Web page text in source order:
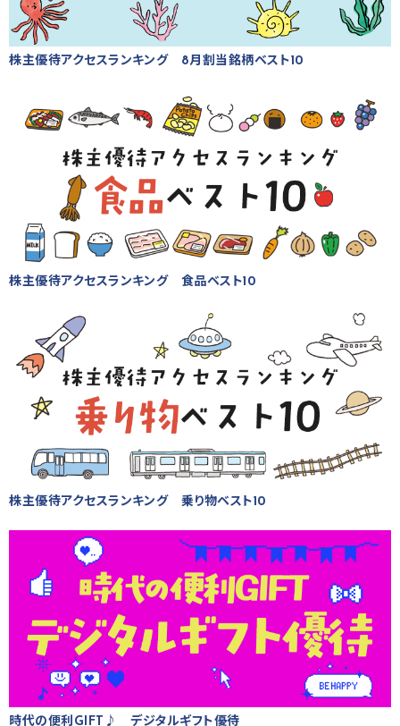
株主優待アクセスランキング 8月割当銘柄ベスト10
株主優待アクセスランキング 食品ベスト10
株主優待アクセスランキング 乗り物ベスト10
時代の便利GIFT♪ デジタルギフト優待